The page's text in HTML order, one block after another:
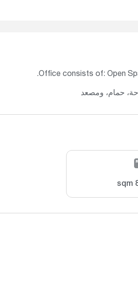
Office consists of: Open
حمام، ومصعد